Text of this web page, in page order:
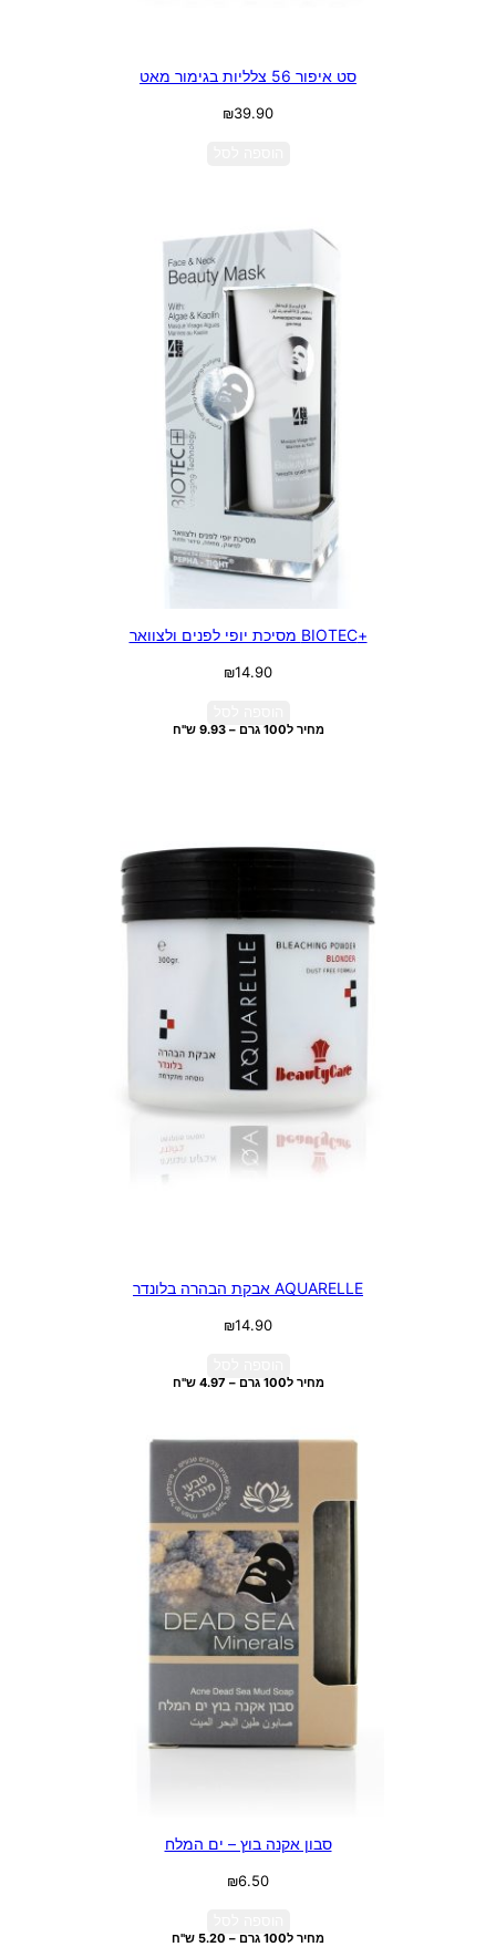
סט איפור 56 צלליות בגימור מאט
₪39.90
+BIOTEC מסיכת יופי לפנים ולצוואר
₪14.90
מחיר ל100 גרם – 9.93 ש"ח
AQUARELLE אבקת הבהרה בלונדר
₪14.90
מחיר ל100 גרם – 4.97 ש"ח
סבון אקנה בוץ – ים המלח
₪6.50
מחיר ל100 גרם – 5.20 ש"ח